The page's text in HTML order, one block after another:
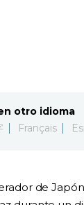
otro idioma
Français
de